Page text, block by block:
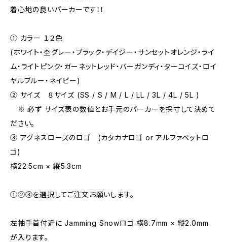
着心地の良いパーカーです！！
① カラー １２色
(ホワイト・杢グレー・ブラック・デイジー・サンセットオレンジ・ライ
ム・ライトピンク・ガーネットレッド・バーガンディ・ターコイズ・ロイ
ヤルブルー・ネイビー)
② サイズ ８サイズ (SS / S / M / L / LL / 3L / 4L / 5L )
※ 必ず サイズ表の数値とお手元のパーカーを採寸して決めて
ださい。
③ アグネスローズのロゴ (カタカナロゴ or アルファベットロ
ゴ)
横22.5cm × 縦5.3cm
①②③を選択してご注文お願いします。
左袖手首付近に Jamming Snowロゴ 横8.7mm × 縦2.0mm
が入ります。